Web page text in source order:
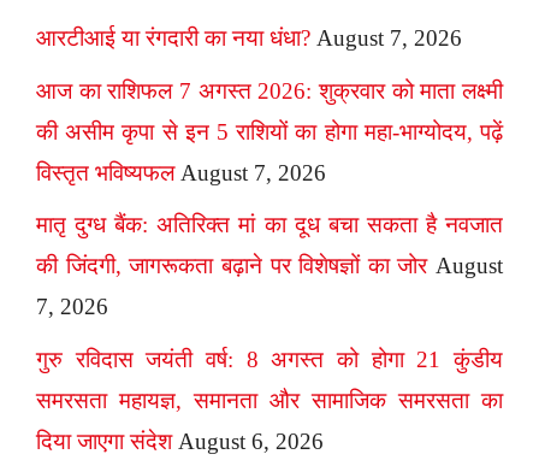
आरटीआई या रंगदारी का नया धंधा? August 7, 2026
आज का राशिफल 7 अगस्त 2026: शुक्रवार को माता लक्ष्मी
की असीम कृपा से इन 5 राशियों का होगा महा-भाग्योदय, पढ़ें
विस्तृत भविष्यफल August 7, 2026
मातृ दुग्ध बैंक: अतिरिक्त मां का दूध बचा सकता है नवजात
की जिंदगी, जागरूकता बढ़ाने पर विशेषज्ञों का जोर August
7, 2026
गुरु रविदास जयंती वर्ष: 8 अगस्त को होगा 21 कुंडीय
समरसता महायज्ञ, समानता और सामाजिक समरसता का
दिया जाएगा संदेश August 6, 2026